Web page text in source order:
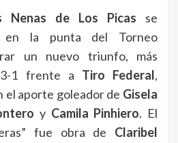
Nenas de Los Picas se
en la punta del Torneo
un nuevo triunfo, más
1 frente a Tiro Federal,
el aporte goleador de Gisela
y Camila Pinhiero. El
fue obra de Claribel